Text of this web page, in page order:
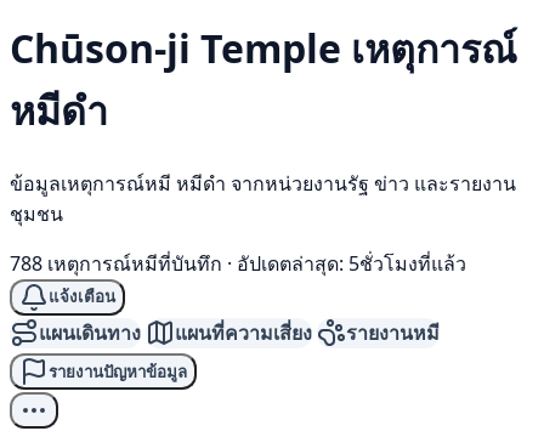
Chūson-ji Temple เหตุการณ์
หมีดำ
ข้อมูลเหตุการณ์หมี หมีดำ จากหน่วยงานรัฐ ข่าว และรายงาน
ชุมชน
788 เหตุการณ์หมีที่บันทึก · อัปเดตล่าสุด: 5ชั่วโมงที่แล้ว
แจ้งเตือน
แผนเดินทาง แผนที่ความเสี่ยง รายงานหมี
รายงานปัญหาข้อมูล